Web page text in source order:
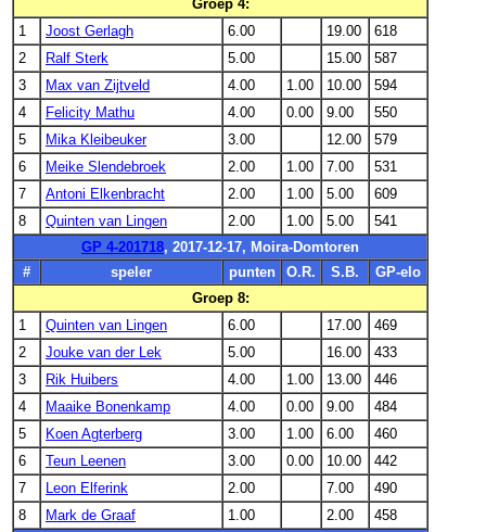
Groep 4:
1
Joost Gerlagh 6.00 19.00
618
2
Ralf Sterk 5.00 15.00
587
3
Max van Zijtveld 4.00 1.00 10.00
594
4
Felicity Mathu 4.00 0.00 9.00
550
5
Mika Kleibeuker 3.00 12.00
579
6
Meike Slendebroek 2.00 1.00 7.00
531
7
Antoni Elkenbracht 2.00 1.00 5.00
609
8
Quinten van Lingen 2.00 1.00 5.00
541
GP 4-201718, 2017-12-17, Moira-Domtoren
#
speler punten O.R. S.B.
GP-elo
Groep 8:
1
Quinten van Lingen 6.00 17.00
469
2
Jouke van der Lek 5.00 16.00
433
3
Rik Huibers 4.00 1.00 13.00
446
4
Maaike Bonenkamp 4.00 0.00 9.00
484
5
Koen Agterberg 3.00 1.00 6.00
460
6
Teun Leenen 3.00 0.00 10.00
442
7
Leon Elferink 2.00 7.00
490
8
Mark de Graaf 1.00 2.00
458